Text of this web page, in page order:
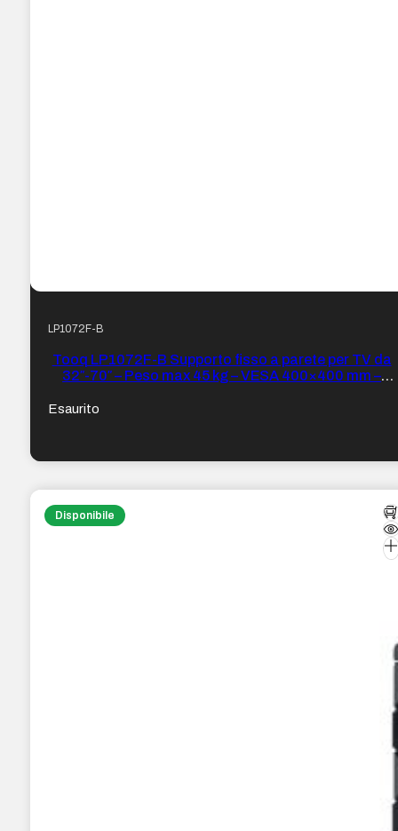
LP1072F-B
Tooq LP1072F-B Supporto fisso a parete per TV da
32″-70″ – Peso max 45 kg – VESA 400×400 mm –
Esaurito
Disponibile